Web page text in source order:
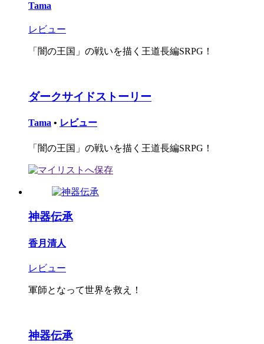
Tama
レビュー
「闇の王国」の戦いを描く王道長編SRPG！
ダークサイドストーリー
Tama • レビュー
「闇の王国」の戦いを描く王道長編SRPG！
神器伝承
香月清人
レビュー
軍師となって世界を救え！
神器伝承